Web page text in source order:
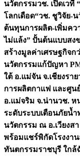
นวัตกรรมวช. เปิดเวที
โลกเดือด“วช. ชูวิจัย-น
ต้นทุนการผลิต-เพิ่มคว
ไม่แล้ง” ปั้นต้นแบบสง
สร้างมูลค่าเศรษฐกิจก
นวัตกรรมแก้ปัญหา
ใต้ อ.แม่จัน จ.เชียงราย
การผลิตกาแฟ และศู
อ.แม่จริม จ.น่านวช. ห
ระดับระบบเตือนภัยน้
นวัตกรรม ณ อ.เวียงส
พร้อมแชร์พิกัดโรงงา
ทันตกรรมราชบุรี ใกล้